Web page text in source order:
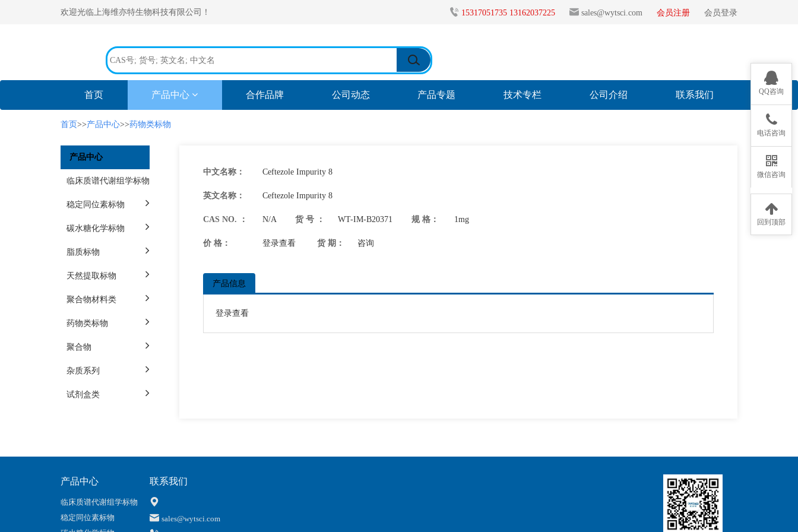
欢迎光临上海维亦特生物科技有限公司！ 15317051735 13162037225 sales@wytsci.com 会员注册 会员登录
首页(current) 产品中心 合作品牌 公司动态 产品专题 技术专栏 公司介绍 联系我们
首页>>产品中心>>药物类标物
产品中心
临床质谱代谢组学标物
稳定同位素标物
碳水糖化学标物
脂质标物
天然提取标物
聚合物材料类
药物类标物
聚合物
杂质系列
试剂盒类
中文名称： Ceftezole Impurity 8
英文名称： Ceftezole Impurity 8
CAS NO. ： N/A 货 号 ： WT-IM-B20371 规 格： 1mg
价 格： 登录查看 货 期： 咨询
产品信息
登录查看
产品中心
临床质谱代谢组学标物
稳定同位素标物
联系我们
sales@wytsci.com
QQ咨询
电话咨询
微信咨询
回到顶部